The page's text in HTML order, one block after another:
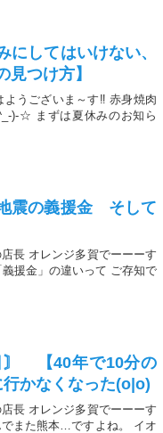
してはいけない、
つけ方】
うございま～す‼️ 赤身焼肉
)-☆ まずは夏休みのお知ら
震の義援金 そして
長 オレンジ多賀でーーーす
援金」の違いって ご存知で
【40年で10分の
かなくなった(o|o)
長 オレンジ多賀でーーーす
また熊本…ですよね。 イオ